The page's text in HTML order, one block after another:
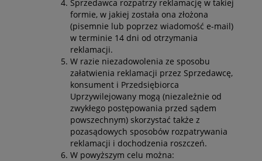
Sprzedawca rozpatrzy reklamację w takiej
formie, w jakiej została ona złożona
(pisemnie lub poprzez wiadomość e-mail)
w terminie 14 dni od otrzymania
reklamacji.
W razie niezadowolenia ze sposobu
załatwienia reklamacji przez Sprzedawcę,
konsument i Przedsiębiorca
Uprzywilejowany mogą (niezależnie od
zwykłego postępowania przed sądem
powszechnym) skorzystać także z
pozasądowych sposobów rozpatrywania
reklamacji i dochodzenia roszczeń.
W powyższym celu można: